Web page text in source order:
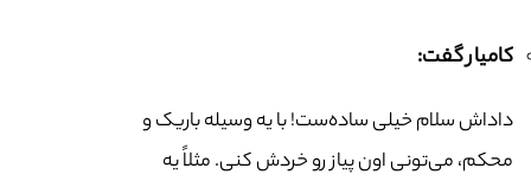
کامیار گفت:
داداش سلام خیلی ساده‌ست! با یه وسیله باریک و
محکم، می‌تونی اون پیاز رو خردش کنی. مثلاً یه